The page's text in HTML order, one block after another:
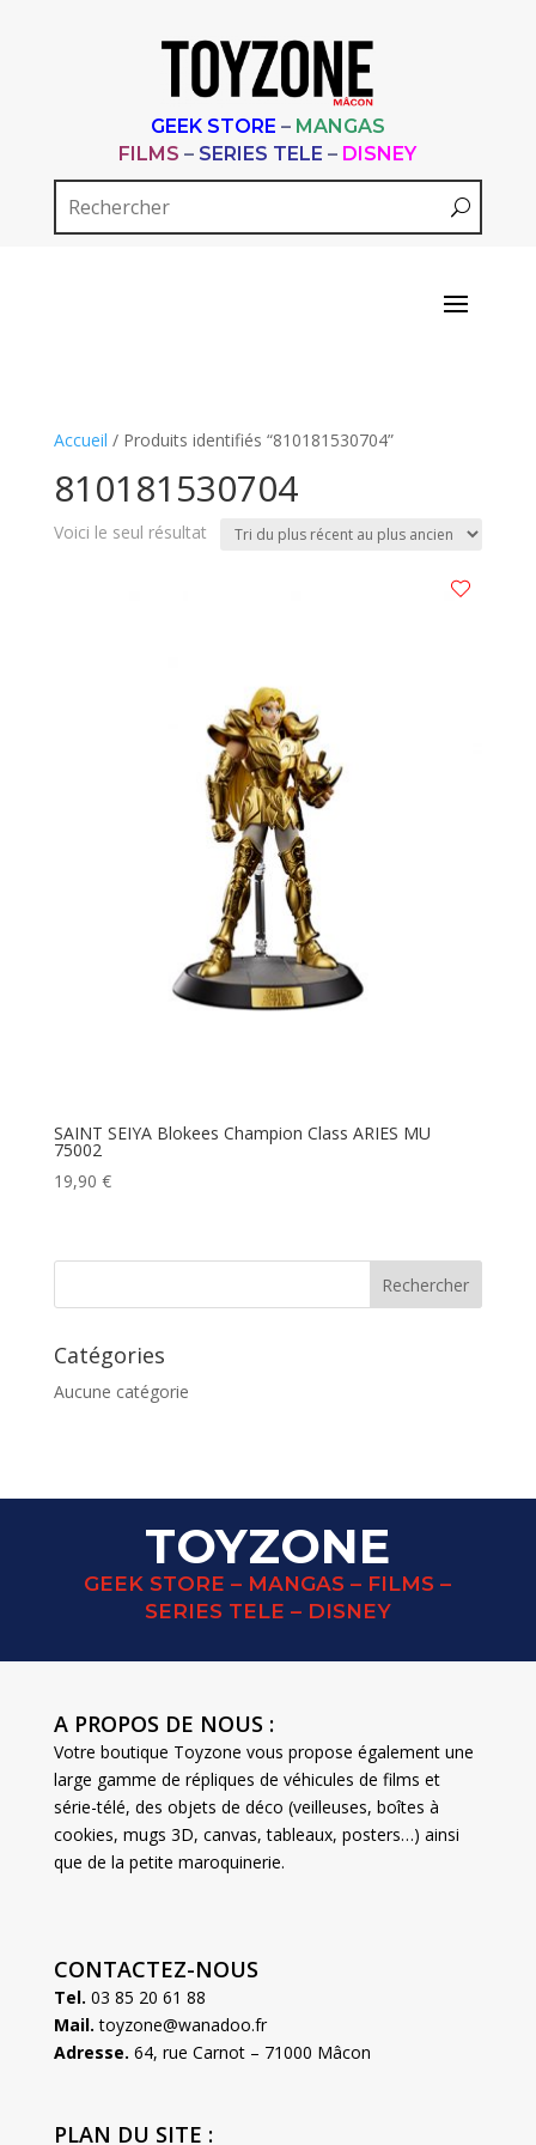
GEEK STORE – MANGAS
FILMS – SERIES TELE – DISNEY
Accueil / Produits identifiés “810181530704”
810181530704
Voici le seul résultat
SAINT SEIYA Blokees Champion Class ARIES MU
75002
19,90 €
Catégories
Aucune catégorie
TOYZONE
GEEK STORE – MANGAS – FILMS –
SERIES TELE – DISNEY
A PROPOS DE NOUS :
Votre boutique Toyzone vous propose également une
large gamme de répliques de véhicules de films et
série-télé, des objets de déco (veilleuses, boîtes à
cookies, mugs 3D, canvas, tableaux, posters…) ainsi
que de la petite maroquinerie.
CONTACTEZ-NOUS
Tel. 03 85 20 61 88
Mail. toyzone@wanadoo.fr
Adresse. 64, rue Carnot – 71000 Mâcon
PLAN DU SITE :